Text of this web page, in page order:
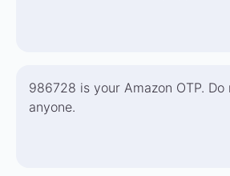
986728 is your Amazon OTP.
anyone.